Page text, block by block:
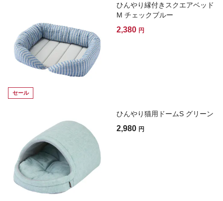
セール
ひんやり縁付きスクエアベッド
M チェックブルー
2,380 円
ひんやり猫用ドームS グリーン
2,980 円